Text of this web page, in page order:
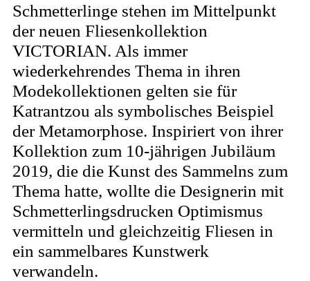
Schmetterlinge stehen im Mittelpunkt
der neuen Fliesenkollektion
VICTORIAN. Als immer
wiederkehrendes Thema in ihren
Modekollektionen gelten sie für
Katrantzou als symbolisches Beispiel
der Metamorphose. Inspiriert von ihrer
Kollektion zum 10-jährigen Jubiläum
2019, die die Kunst des Sammelns zum
Thema hatte, wollte die Designerin mit
Schmetterlingsdrucken Optimismus
vermitteln und gleichzeitig Fliesen in
ein sammelbares Kunstwerk
verwandeln.